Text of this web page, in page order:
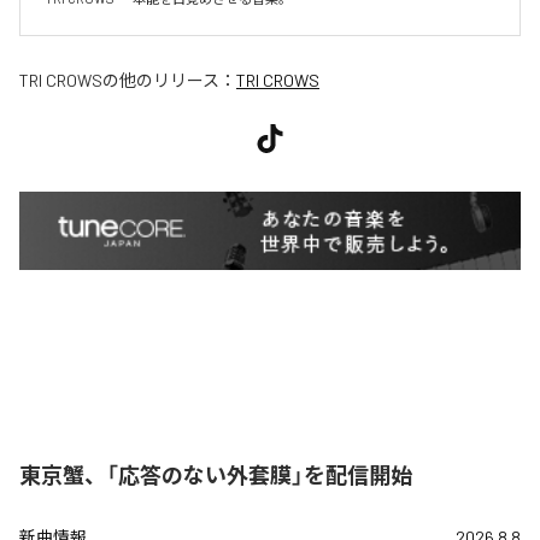
TRI CROWSの他のリリース： TRI CROWS
東京蟹、「応答のない外套膜」を配信開始